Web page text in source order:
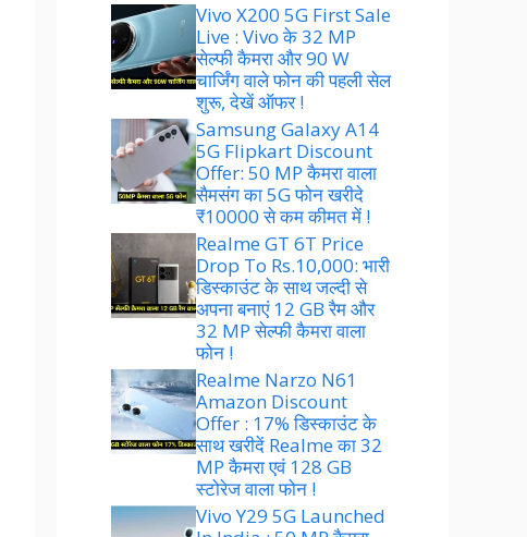
Vivo X200 5G First Sale
Live : Vivo के 32 MP
सेल्फी कैमरा और 90 W
चार्जिंग वाले फोन की पहली सेल
शुरू, देखें ऑफर !
Samsung Galaxy A14
5G Flipkart Discount
Offer: 50 MP कैमरा वाला
सैमसंग का 5G फोन खरीदे
₹10000 से कम कीमत में !
Realme GT 6T Price
Drop To Rs.10,000: भारी
डिस्काउंट के साथ जल्दी से
अपना बनाएं 12 GB रैम और
32 MP सेल्फी कैमरा वाला
फोन !
Realme Narzo N61
Amazon Discount
Offer : 17% डिस्काउंट के
साथ खरीदें Realme का 32
MP कैमरा एवं 128 GB
स्टोरेज वाला फोन !
Vivo Y29 5G Launched